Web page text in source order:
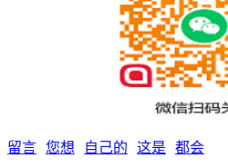
留言 您想 自己的 这是 都会